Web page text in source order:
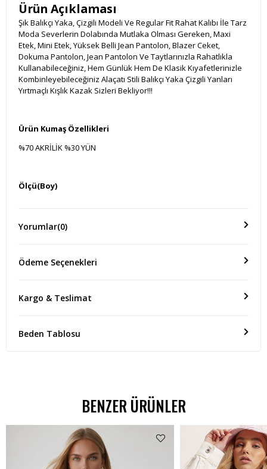
Ürün Açıklaması
Şık Balıkçı Yaka, Çizgili Modeli Ve Regular Fit Rahat Kalıbı İle Tarz
Moda Severlerin Dolabında Mutlaka Olması Gereken, Maxi
Etek, Mini Etek, Yüksek Belli Jean Pantolon, Blazer Ceket,
Dokuma Pantolon, Jean Pantolon Ve Taytlarınızla Rahatlıkla
Kullanabileceğiniz, Hem Günlük Hem De Klasik Kıyafetlerinizle
Kombinleyebileceğiniz Alaçatı Stili Balıkçı Yaka Çizgili Yanları
Yırtmaçlı Kışlık Kazak Sizleri Bekliyor!!!
Ürün Kumaş Özellikleri
%70 AKRİLİK %30 YÜN
Ölçü(Boy)
Yorumlar(0)
Ödeme Seçenekleri
Kargo & Teslimat
Beden Tablosu
BENZER ÜRÜNLER